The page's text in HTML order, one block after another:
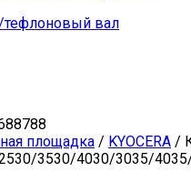
вал
площадка / KYOCERA /
3530/4030/3035/4035/